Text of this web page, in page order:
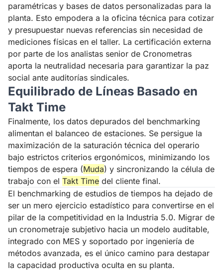
paramétricas y bases de datos personalizadas para la
planta. Esto empodera a la oficina técnica para cotizar
y presupuestar nuevas referencias sin necesidad de
mediciones físicas en el taller. La certificación externa
por parte de los analistas senior de Cronometras
aporta la neutralidad necesaria para garantizar la paz
social ante auditorías sindicales.
Equilibrado de Líneas Basado en
Takt Time
Finalmente, los datos depurados del benchmarking
alimentan el balanceo de estaciones. Se persigue la
maximización de la saturación técnica del operario
bajo estrictos criterios ergonómicos, minimizando los
tiempos de espera (Muda) y sincronizando la célula de
trabajo con el Takt Time del cliente final.
El benchmarking de estudios de tiempos ha dejado de
ser un mero ejercicio estadístico para convertirse en el
pilar de la competitividad en la Industria 5.0. Migrar de
un cronometraje subjetivo hacia un modelo auditable,
integrado con MES y soportado por ingeniería de
métodos avanzada, es el único camino para destapar
la capacidad productiva oculta en su planta.